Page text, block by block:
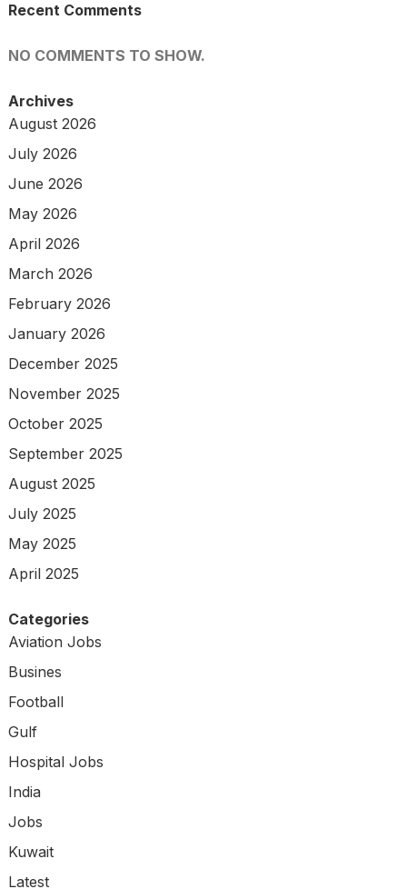
Recent Comments
NO COMMENTS TO SHOW.
Archives
August 2026
July 2026
June 2026
May 2026
April 2026
March 2026
February 2026
January 2026
December 2025
November 2025
October 2025
September 2025
August 2025
July 2025
May 2025
April 2025
Categories
Aviation Jobs
Busines
Football
Gulf
Hospital Jobs
India
Jobs
Kuwait
Latest